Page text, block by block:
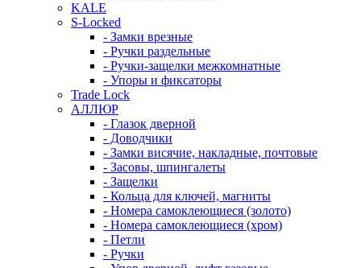
KALE
S-Locked
- Замки врезные
- Ручки раздельные
- Ручки-защелки межкомнатные
- Упоры и фиксаторы
Trade Lock
АЛЛЮР
- Глазок дверной
- Доводчики
- Замки висячие, накладные, почтовые
- Засовы, шпингалеты
- Защелки
- Кольца для ключей, магниты
- Номера самоклеющиеся (золото)
- Номера самоклеющиеся (хром)
- Петли
- Ручки